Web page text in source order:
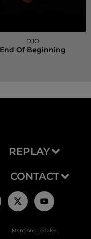
DJO
End Of Beginning
REPLAY
CONTACT
Mentions Légales